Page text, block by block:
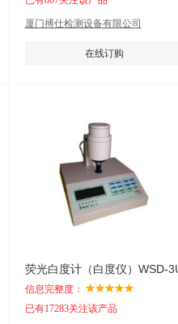
厦门搏仕检测设备有限公司
在线订购
荧光白度计（白度仪）WSD-
信息完整度：
已有17283关注该产品